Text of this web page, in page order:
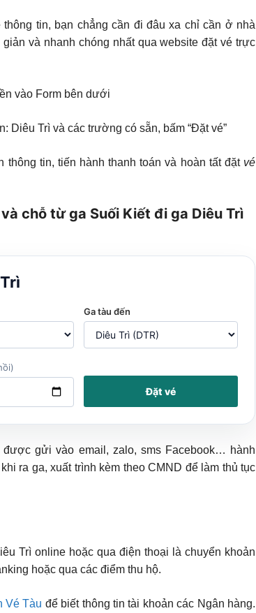
tin, bạn chẳng cần đi đâu xa chỉ cần ở nhà
và nhanh chóng nhất qua website đặt vé trực
vào Form bên dưới
Diêu Trì và các trường có sẵn, bấm “Đặt vé”
tin, tiến hành thanh toán và hoàn tất đặt vé
chỗ từ ga Suối Kiết đi ga Diêu Trì
Ga tàu đến
Đặt vé
gửi vào email, zalo, sms Facebook… hành
ra ga, xuất trình kèm theo CMND để làm thủ tục
Trì online hoặc qua điện thoại là chuyển khoản
hoặc qua các điểm thu hộ.
Vé Tàu để biết thông tin tài khoản các Ngân hàng.